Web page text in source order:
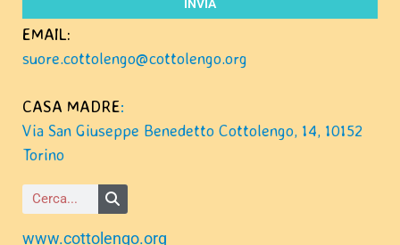
INVIA
EMAIL:
suore.cottolengo@cottolengo.org
CASA MADRE:
Via San Giuseppe Benedetto Cottolengo, 14, 10152
Torino
www.cottolengo.org